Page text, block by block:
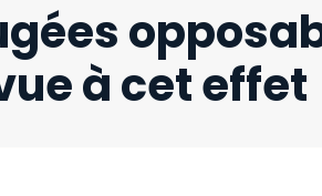
à cet effet